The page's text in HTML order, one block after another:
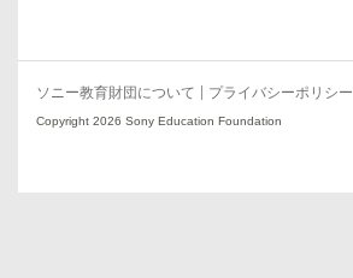
ソニー教育財団について プライバシーポリシー
Copyright 2026 Sony Education Foundation